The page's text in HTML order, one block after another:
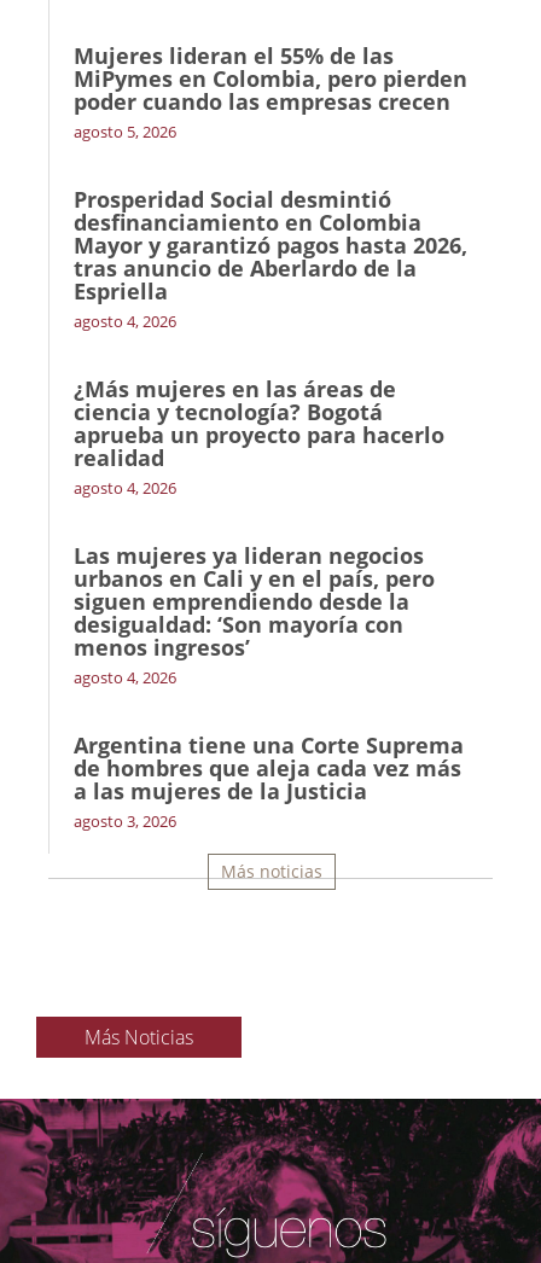
Mujeres lideran el 55% de las
MiPymes en Colombia, pero pierden
poder cuando las empresas crecen
agosto 5, 2026
Prosperidad Social desmintió
desfinanciamiento en Colombia
Mayor y garantizó pagos hasta 2026,
tras anuncio de Aberlardo de la
Espriella
agosto 4, 2026
¿Más mujeres en las áreas de
ciencia y tecnología? Bogotá
aprueba un proyecto para hacerlo
realidad
agosto 4, 2026
Las mujeres ya lideran negocios
urbanos en Cali y en el país, pero
siguen emprendiendo desde la
desigualdad: ‘Son mayoría con
menos ingresos’
agosto 4, 2026
Argentina tiene una Corte Suprema
de hombres que aleja cada vez más
a las mujeres de la Justicia
agosto 3, 2026
Más noticias
Más Noticias